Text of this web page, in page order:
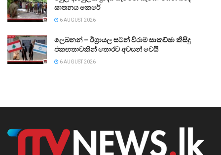
ඝාතනය කෙරේ
6 AUGUST 2026
ලෙබනන් – ඊශ්‍රායල සටන් විරාම සාකච්ඡා කිසිදු
එකඟතාවකින් තොරව අවසන් වෙයි
6 AUGUST 2026